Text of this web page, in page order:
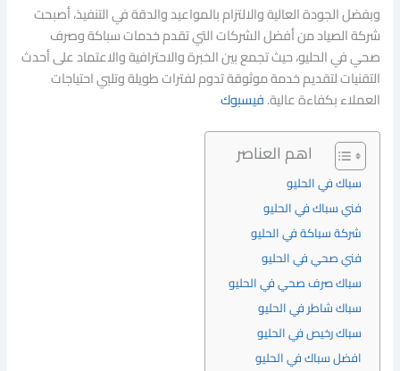
وبفضل الجودة العالية والالتزام بالمواعيد والدقة في التنفيذ، أصبحت
شركة الصياد من أفضل الشركات التي تقدم خدمات سباكة وصرف
صحي في الحليو، حيث تجمع بين الخبرة والاحترافية والاعتماد على أحدث
التقنيات لتقديم خدمة موثوقة تدوم لفترات طويلة وتلبي احتياجات
العملاء بكفاءة عالية.فيسبوك
اهم العناصر
سباك في الحليو
فني سباك في الحليو
شركة سباكة في الحليو
فني صحي في الحليو
سباك صرف صحي في الحليو
سباك شاطر في الحليو
سباك رخيص في الحليو
افضل سباك في الحليو